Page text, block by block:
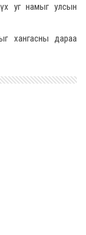
уг намыг улсын
хангасны дараа